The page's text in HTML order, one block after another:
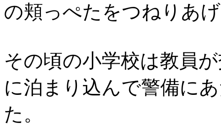
の頬っぺたをつねりあ
その頃の小学校は教員
に泊まり込んで警備に
た。